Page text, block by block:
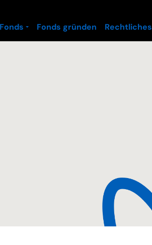
Fonds Fonds gründen Rechtliches